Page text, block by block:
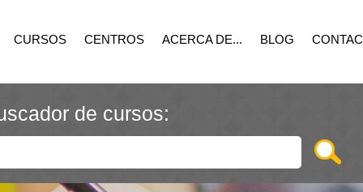
CURSOS CENTROS ACERCA DE... BLOG
de cursos: